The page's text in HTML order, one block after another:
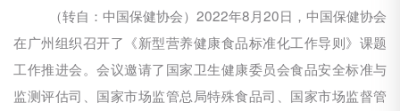
（转自：中国保健协会）2022年8月20日，中国保健协会
在广州组织召开了《新型营养健康食品标准化工作导则》课题
工作推进会。会议邀请了国家卫生健康委员会食品安全标准与
监测评估司、国家市场监管总局特殊食品司、国家市场监督管